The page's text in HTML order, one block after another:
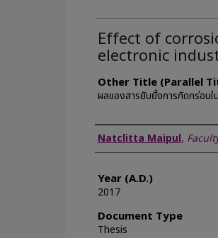
Effect of
electronic
Other Title (Parallel
ผลของสารยับยั้งการกัดกร่อน
Author
Natclitta Maipul,
Year (A.D.)
2017
Document Type
Thesis